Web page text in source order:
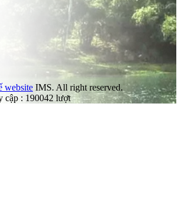
website IMS. All right reserved.
cập : 190042 lượt